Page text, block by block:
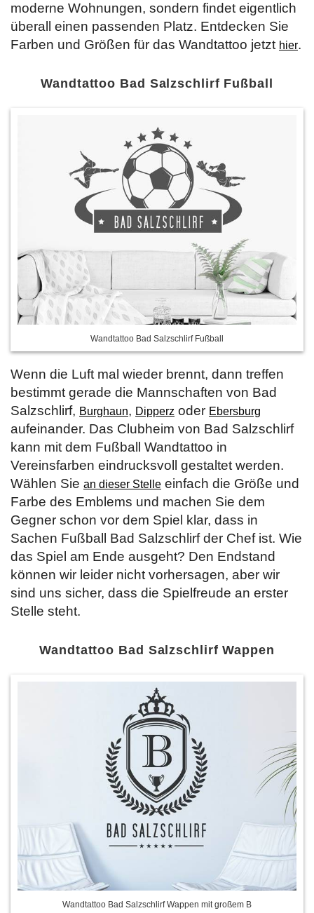
moderne Wohnungen, sondern findet eigentlich
überall einen passenden Platz. Entdecken Sie
Farben und Größen für das Wandtattoo jetzt hier.
Wandtattoo Bad Salzschlirf Fußball
Wandtattoo Bad Salzschlirf Fußball
Wenn die Luft mal wieder brennt, dann treffen
bestimmt gerade die Mannschaften von Bad
Salzschlirf, Burghaun, Dipperz oder Ebersburg
aufeinander. Das Clubheim von Bad Salzschlirf
kann mit dem Fußball Wandtattoo in
Vereinsfarben eindrucksvoll gestaltet werden.
Wählen Sie an dieser Stelle einfach die Größe und
Farbe des Emblems und machen Sie dem
Gegner schon vor dem Spiel klar, dass in
Sachen Fußball Bad Salzschlirf der Chef ist. Wie
das Spiel am Ende ausgeht? Den Endstand
können wir leider nicht vorhersagen, aber wir
sind uns sicher, dass die Spielfreude an erster
Stelle steht.
Wandtattoo Bad Salzschlirf Wappen
Wandtattoo Bad Salzschlirf Wappen mit großem B